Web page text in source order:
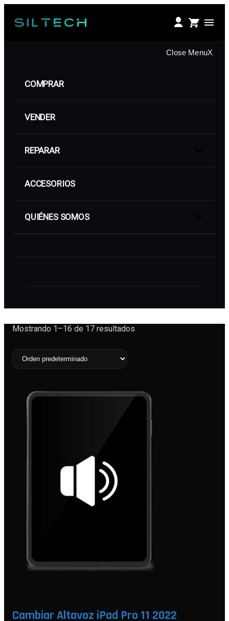
contenido
Close MenuX
COMPRAR
VENDER
REPARAR
ACCESORIOS
QUIÉNES SOMOS
Mostrando 1–16 de 17 resultados
Cambiar Altavoz iPad Pro 11 2022